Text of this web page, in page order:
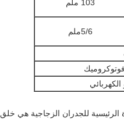
103 ملم
5/6ملم
الكهربائي
الرئيسية للجدران الزجاجية هي